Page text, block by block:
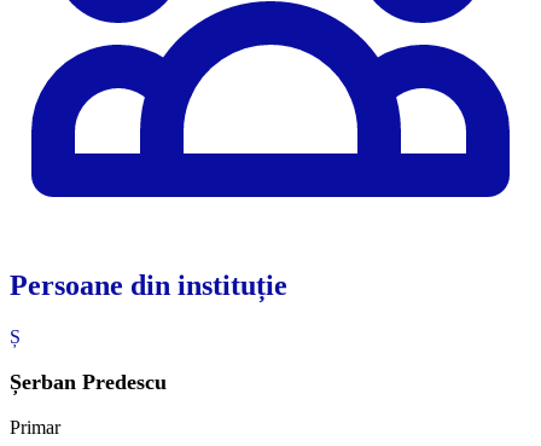
Persoane din instituție
Ș
Șerban Predescu
Primar